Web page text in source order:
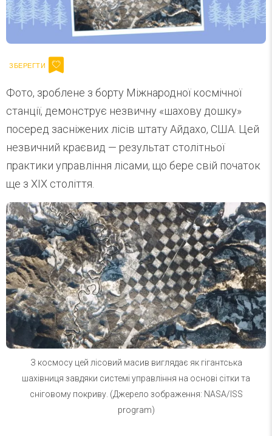
Фото, зроблене з борту Міжнародної космічної
станції, демонструє незвичну «шахову дошку»
посеред засніжених лісів штату Айдахо, США. Цей
незвичний краєвид — результат столітньої
практики управління лісами, що бере свій початок
ще з ХІХ століття.
З космосу цей лісовий масив виглядає як гігантська
шахівниця завдяки системі управління на основі сітки та
сніговому покриву. (Джерело зображення: NASA/ISS
program)